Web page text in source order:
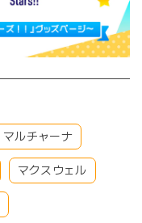
マルチャーナ
マクスウェル